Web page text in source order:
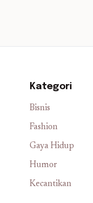
Kategori
Bisnis
Fashion
Gaya Hidup
Humor
Kecantikan